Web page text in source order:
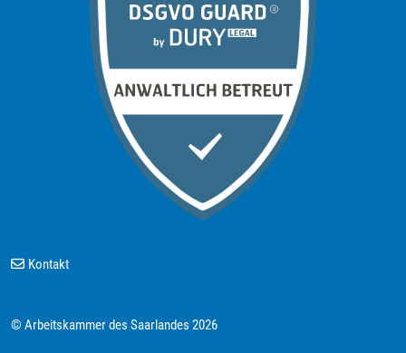
Kontakt
© Arbeitskammer des Saarlandes 2026